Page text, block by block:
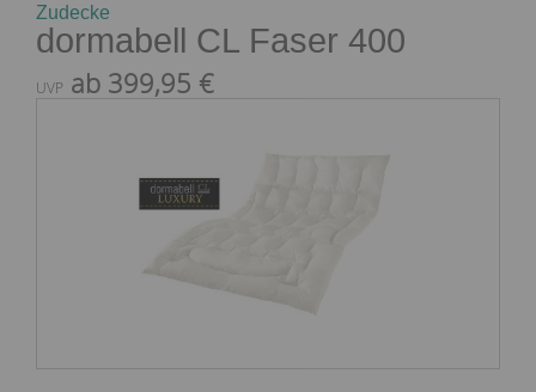
Zudecke
dormabell CL Faser 400
UVP ab 399,95 €